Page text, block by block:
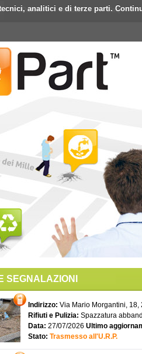
analitici e di terze parti.
ePart Mobile Faq
SEGNALAZIONI
Indirizzo: Via Mario Morgantini, 18,
Rifiuti e Pulizia: Spazzatura
Data: 27/07/2026 Ultimo
Stato: Trasmesso all'U.R.P.